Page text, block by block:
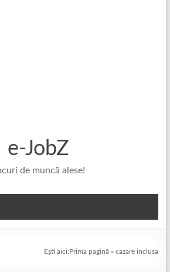
e-JobZ
de muncă alese!
Ești aici:Prima pagină »cazare inclusa